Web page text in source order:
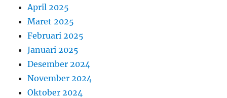
April 2025
Maret 2025
Februari 2025
Januari 2025
Desember 2024
November 2024
Oktober 2024